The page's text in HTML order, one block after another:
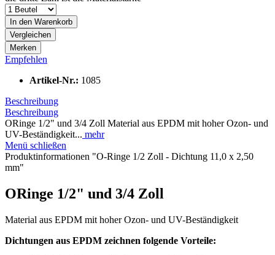
In den Warenkorb
Vergleichen
Merken
Empfehlen
Artikel-Nr.: 1085
Beschreibung
Beschreibung
ORinge 1/2" und 3/4 Zoll Material aus EPDM mit hoher Ozon- und
UV-Beständigkeit... mehr
Menü schließen
Produktinformationen "O-Ringe 1/2 Zoll - Dichtung 11,0 x 2,50
mm"
ORinge 1/2" und 3/4 Zoll
Material aus EPDM mit hoher Ozon- und UV-Beständigkeit
Dichtungen aus EPDM zeichnen folgende Vorteile: